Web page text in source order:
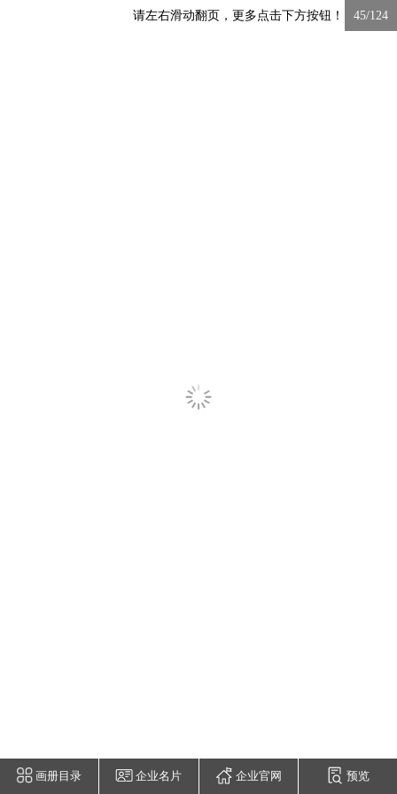
请左右滑动翻页，更多点击下方按钮！ 45/124
画册目录 企业名片 企业官网 预览